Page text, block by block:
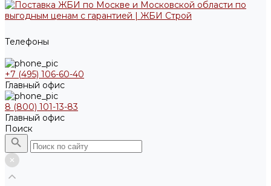
Телефоны
+7 (495) 106-60-40
Главный офис
8 (800) 101-13-83
Главный офис
Поиск